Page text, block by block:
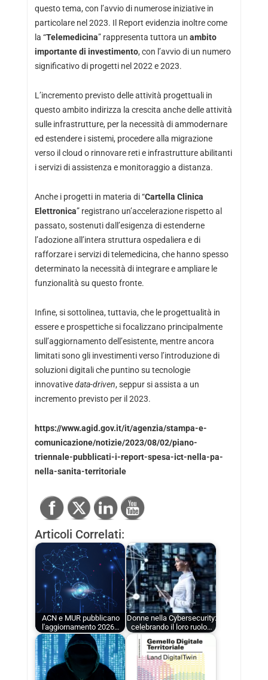
questo tema, con l’avvio di numerose iniziative in
particolare nel 2023. Il Report evidenzia inoltre come
la “Telemedicina” rappresenta tuttora un ambito
importante di investimento, con l’avvio di un numero
significativo di progetti nel 2022 e 2023.
L’incremento previsto delle attività progettuali in
questo ambito indirizza la crescita anche delle attività
sulle infrastrutture, per la necessità di ammodernare
ed estendere i sistemi, procedere alla migrazione
verso il cloud o rinnovare reti e infrastrutture abilitanti
i servizi di assistenza e monitoraggio a distanza.
Anche i progetti in materia di “Cartella Clinica
Elettronica” registrano un’accelerazione rispetto al
passato, sostenuti dall’esigenza di estenderne
l’adozione all’intera struttura ospedaliera e di
rafforzare i servizi di telemedicina, che hanno spesso
determinato la necessità di integrare e ampliare le
funzionalità su questo fronte.
Infine, si sottolinea, tuttavia, che le progettualità in
essere e prospettiche si focalizzano principalmente
sull’aggiornamento dell’esistente, mentre ancora
limitati sono gli investimenti verso l’introduzione di
soluzioni digitali che puntino su tecnologie
innovativedata-driven, seppur si assista a un
incremento previsto per il 2023.
https://www.agid.gov.it/it/agenzia/stampa-e-
comunicazione/notizie/2023/08/02/piano-
triennale-pubblicati-i-report-spesa-ict-nella-pa-
nella-sanita-territoriale
Articoli Correlati:
ACN e MUR pubblicano
l'aggiornamento 2026…
Donne nella Cybersecurity:
celebrando il loro ruolo…